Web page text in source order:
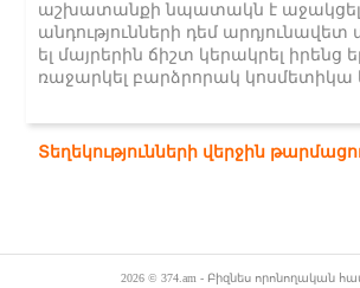
աշխատանքի նպատակն է աջակցել
անդությունների դեմ
ել մայրերին ճիշտ կերակրել
ռաջարկել բարձրորակ
Տեղեկությունների վերջին
2026 © 374.am - Բիզնես որոնողական